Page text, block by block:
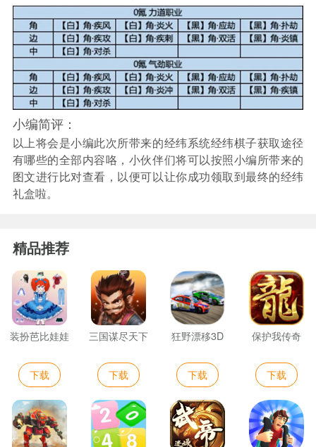
小编简评：
以上将会是小编此次所带来的经纬系统经纬棋子获取途径
有哪些的全部内容咯，小伙伴们将可以按照小编所带来的
图文进行比对查看，以便可以让你成功领取到最终的经纬
礼盒啦。
精品推荐
装扮芭比娃娃
下载
三国谋尽天下
下载
狂野漂移3D
下载
保护我传奇
下载